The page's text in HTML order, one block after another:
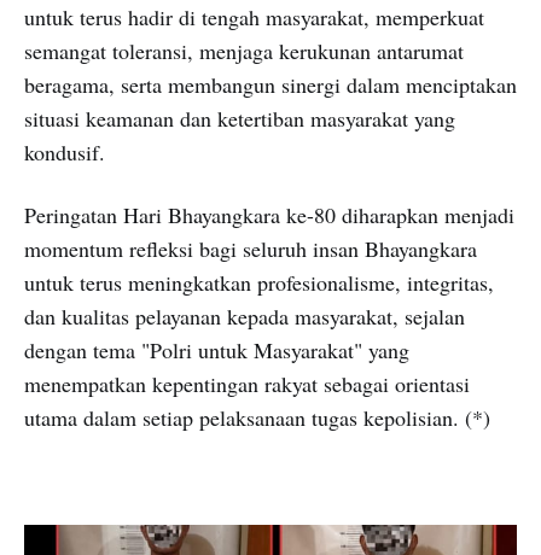
untuk terus hadir di tengah masyarakat, memperkuat
semangat toleransi, menjaga kerukunan antarumat
beragama, serta membangun sinergi dalam menciptakan
situasi keamanan dan ketertiban masyarakat yang
kondusif.
Peringatan Hari Bhayangkara ke-80 diharapkan menjadi
momentum refleksi bagi seluruh insan Bhayangkara
untuk terus meningkatkan profesionalisme, integritas,
dan kualitas pelayanan kepada masyarakat, sejalan
dengan tema "Polri untuk Masyarakat" yang
menempatkan kepentingan rakyat sebagai orientasi
utama dalam setiap pelaksanaan tugas kepolisian. (*)